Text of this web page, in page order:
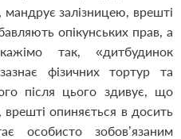
залізницею, врешті
опікунських прав, а
так, «дитбудинок
фізичних тортур та
після цього здивує, що
опиняється в досить
особисто зобов’язаним